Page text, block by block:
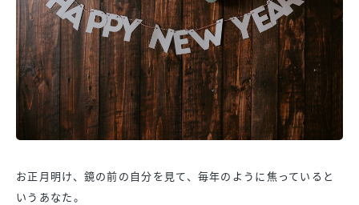
お正月明け、鏡の前の自分を見て、毎年のように焦っていると
いうあなた。